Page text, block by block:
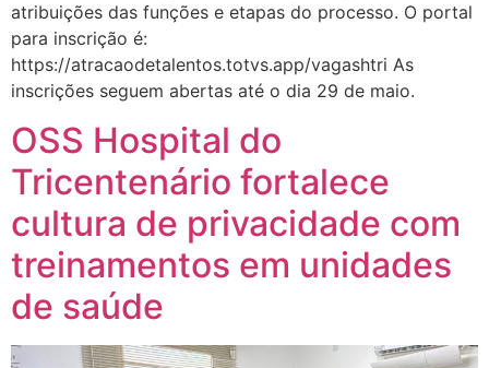
atribuições das funções e etapas do processo. O portal
para inscrição é:
https://atracaodetalentos.totvs.app/vagashtri As
inscrições seguem abertas até o dia 29 de maio.
OSS Hospital do
Tricentenário fortalece
cultura de privacidade com
treinamentos em unidades
de saúde